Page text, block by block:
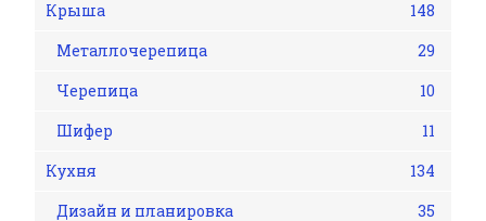
Крыша
148
Металлочерепица
29
Черепица
10
Шифер
11
Кухня
134
Дизайн и планировка
35